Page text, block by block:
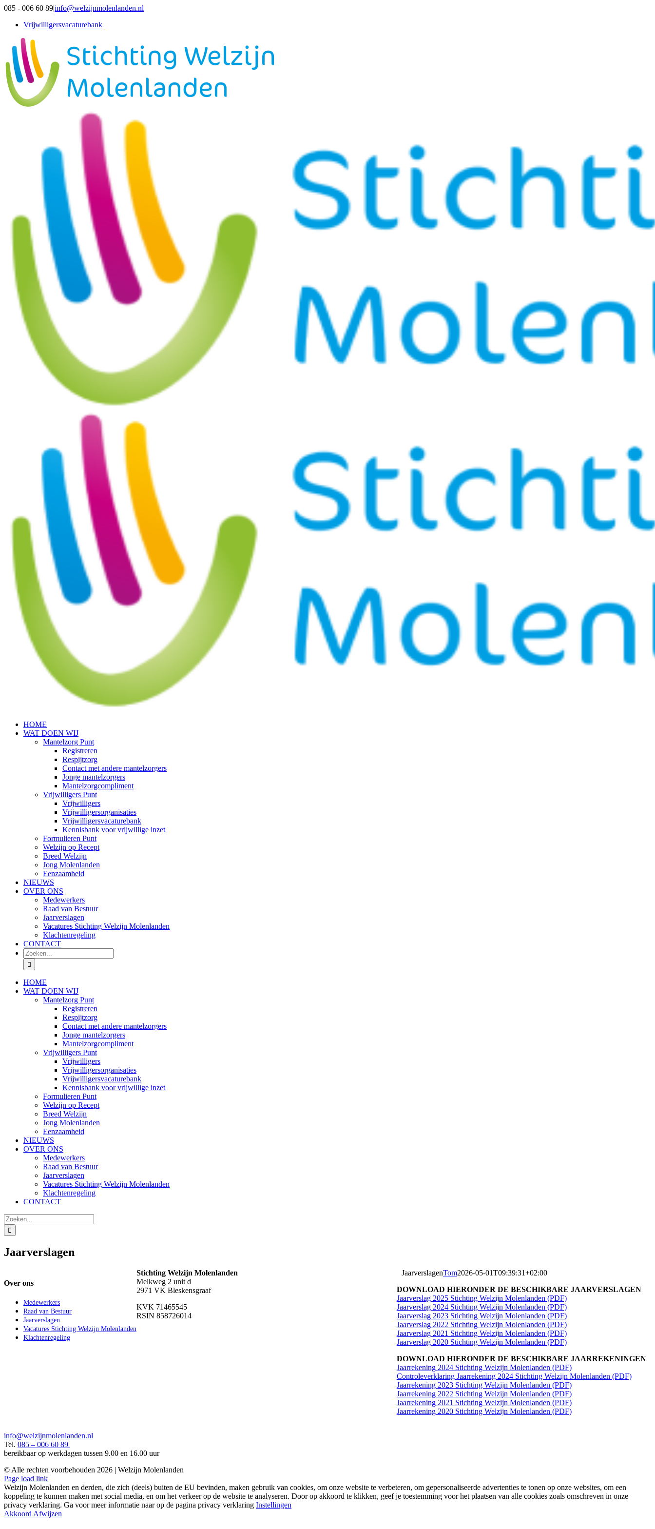
Ga
inhoud
085 - 006 60 89|info@welzijnmolenlanden.nl
Vrijwilligersvacaturebank
HOME
WAT DOEN WIJ
Mantelzorg Punt
Registreren
Respijtzorg
Contact met andere mantelzorgers
Jonge mantelzorgers
Mantelzorgcompliment
Vrijwilligers Punt
Vrijwilligers
Vrijwilligersorganisaties
Vrijwilligersvacaturebank
Kennisbank voor vrijwillige inzet
Formulieren Punt
Welzijn op Recept
Breed Welzijn
Jong Molenlanden
Eenzaamheid
NIEUWS
OVER ONS
Medewerkers
Raad van Bestuur
Jaarverslagen
Vacatures Stichting Welzijn Molenlanden
Klachtenregeling
CONTACT
Zoeken
naar:
HOME
WAT DOEN WIJ
Mantelzorg Punt
Registreren
Respijtzorg
Contact met andere mantelzorgers
Jonge mantelzorgers
Mantelzorgcompliment
Vrijwilligers Punt
Vrijwilligers
Vrijwilligersorganisaties
Vrijwilligersvacaturebank
Kennisbank voor vrijwillige inzet
Formulieren Punt
Welzijn op Recept
Breed Welzijn
Jong Molenlanden
Eenzaamheid
NIEUWS
OVER ONS
Medewerkers
Raad van Bestuur
Jaarverslagen
Vacatures Stichting Welzijn Molenlanden
Klachtenregeling
CONTACT
Zoeken
naar:
Jaarverslagen
JaarverslagenTom2026-05-01T09:39:31+02:00
DOWNLOAD HIERONDER DE BESCHIKBARE JAARVERSLAGEN
Jaarverslag 2025 Stichting Welzijn Molenlanden (PDF)
Jaarverslag 2024 Stichting Welzijn Molenlanden (PDF)
Jaarverslag 2023 Stichting Welzijn Molenlanden (PDF)
Jaarverslag 2022 Stichting Welzijn Molenlanden (PDF)
Jaarverslag 2021 Stichting Welzijn Molenlanden (PDF)
Jaarverslag 2020 Stichting Welzijn Molenlanden (PDF)
DOWNLOAD HIERONDER DE BESCHIKBARE JAARREKENINGEN
Jaarrekening 2024 Stichting Welzijn Molenlanden (PDF)
Controleverklaring Jaarrekening 2024 Stichting Welzijn Molenlanden (PDF)
Jaarrekening 2023 Stichting Welzijn Molenlanden (PDF)
Jaarrekening 2022 Stichting Welzijn Molenlanden (PDF)
Jaarrekening 2021 Stichting Welzijn Molenlanden (PDF)
Jaarrekening 2020 Stichting Welzijn Molenlanden (PDF)
Over ons
Medewerkers
Raad van Bestuur
Jaarverslagen
Vacatures Stichting Welzijn Molenlanden
Klachtenregeling
Stichting Welzijn Molenlanden
Melkweg 2 unit d
2971 VK Bleskensgraaf
KVK 71465545
RSIN 858726014
info@welzijnmolenlanden.nl
Tel. 085 – 006 60 89
bereikbaar op werkdagen tussen 9.00 en 16.00 uur
© Alle rechten voorbehouden 2026 | Welzijn Molenlanden
Instagram
Facebook
LinkedIn
Page load link
Welzijn Molenlanden en derden, die zich (deels) buiten de EU bevinden, maken gebruik van cookies, om onze website te verbeteren, om gepersonaliseerde advertenties te tonen op onze websites, om een
koppeling te kunnen maken met social media, en om het verkeer op de website te analyseren. Door op akkoord te klikken, geef je toestemming voor het plaatsen van alle cookies zoals omschreven in onze
privacy verklaring. Ga voor meer informatie naar op de pagina privacy verklaring Instellingen
Akkoord Afwijzen